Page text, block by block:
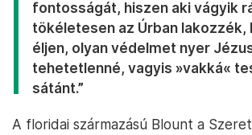
fontosságát, hiszen aki vágyik
tökéletesen az Úrban lakozzék,
éljen, olyan védelmet nyer
tehetetlenné, vagyis »vakká«
sátánt.”
A floridai származású Blount a